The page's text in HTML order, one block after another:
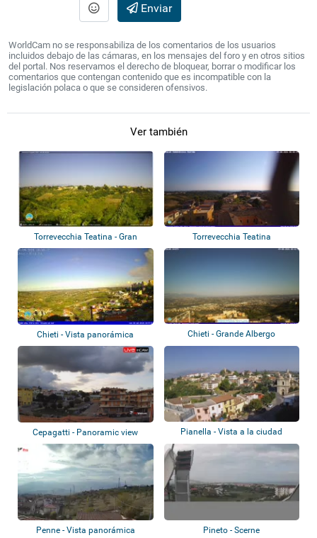
Enviar
WorldCam no se responsabiliza de los comentarios de los usuarios
incluidos debajo de las cámaras, en los mensajes del foro y en otros sitios
del portal. Nos reservamos el derecho de bloquear, borrar o modificar los
comentarios que contengan contenido que es incompatible con la
legislación polaca o que se consideren ofensivos.
Ver también
Torrevecchia Teatina - Gran
Sasso
Torrevecchia Teatina
Chieti - Vista panorámica Chieti - Grande Albergo
Cepagatti - Panoramic view Pianella - Vista a la ciudad
Penne - Vista panorámica Pineto - Scerne